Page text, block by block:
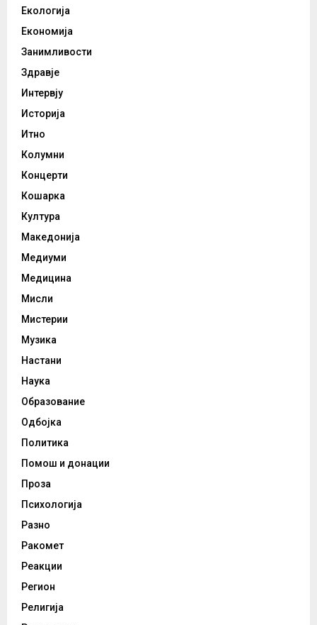
Екологија
Економија
Занимливости
Здравје
Интервју
Историја
Итно
Колумни
Концерти
Кошарка
Култура
Македонија
Медиуми
Медицина
Мисли
Мистерии
Музика
Настани
Наука
Образование
Одбојка
Политика
Помош и донации
Проза
Психологија
Разно
Ракомет
Реакции
Регион
Религија